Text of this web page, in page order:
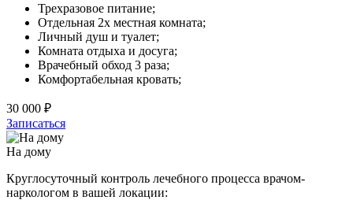
Трехразовое питание;
Отдельная 2х местная комната;
Личный душ и туалет;
Комната отдыха и досуга;
Врачебный обход 3 раза;
Комфортабельная кровать;
30 000 ₽
Записаться
На дому
Круглосуточный контроль лечебного процесса врачом-
наркологом в вашей локации: